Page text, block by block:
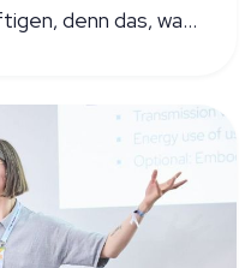
denn das, was